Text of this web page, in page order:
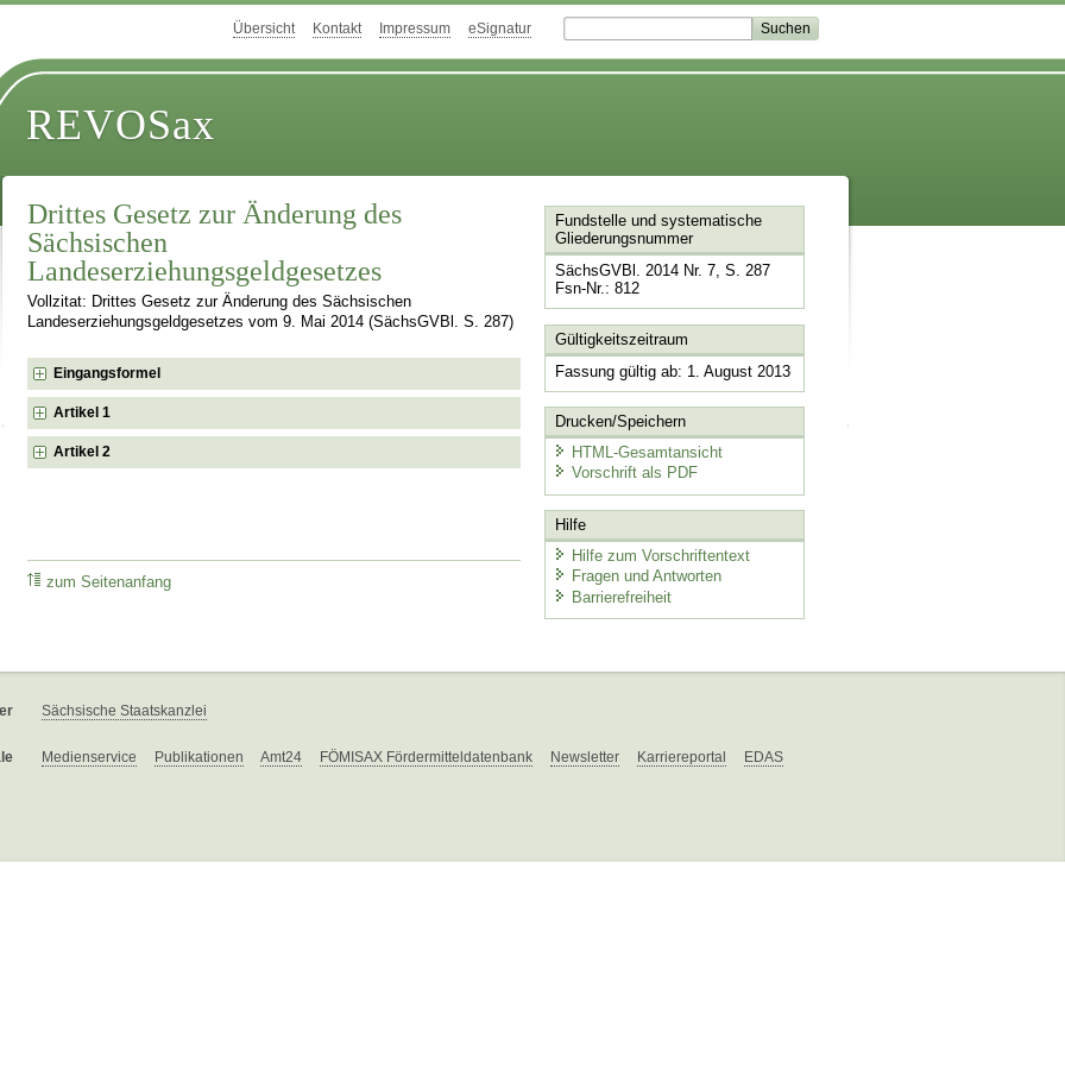
Übersicht Kontakt Impressum eSignatur
REVOSax
Drittes Gesetz zur Änderung des
Sächsischen
Landeserziehungsgeldgesetzes
Vollzitat: Drittes Gesetz zur Änderung des Sächsischen
Landeserziehungsgeldgesetzes vom 9. Mai 2014 (SächsGVBl. S. 287)
Eingangsformel
Artikel 1
Artikel 2
zum Seitenanfang
Fundstelle und systematische
Gliederungsnummer
SächsGVBl. 2014 Nr. 7, S. 287
Fsn-Nr.: 812
Gültigkeitszeitraum
Fassung gültig ab: 1. August 2013
Drucken/Speichern
HTML-Gesamtansicht
Vorschrift als PDF
Hilfe
Hilfe zum Vorschriftentext
Fragen und Antworten
Barrierefreiheit
Sächsische Staatskanzlei
Medienservice Publikationen Amt24 FÖMISAX Fördermitteldatenbank Newsletter Karriereportal EDAS